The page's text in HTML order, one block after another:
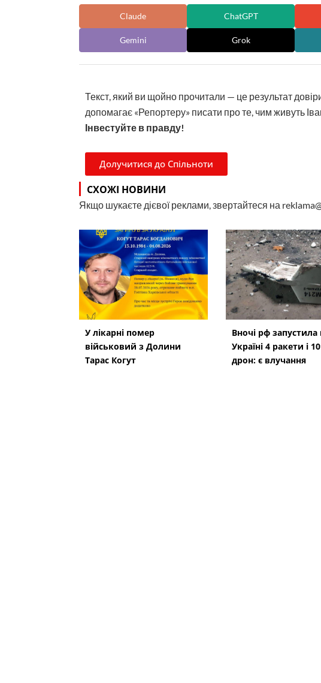
Claude ChatGPT
Gemini Grok
Текст, який ви щойно прочитали — це результат
допомагає «Репортеру» писати про те, чим живуть
Інвестуйте в правду!
Долучитися до Спільноти
СХОЖІ НОВИНИ
Якщо шукаєте дієвої реклами, звертайтеся на
У лікарні помер
військовий з Долини
Тарас Когут
Вночі рф запустила
Україні 4 ракети і
дрон: є влучання